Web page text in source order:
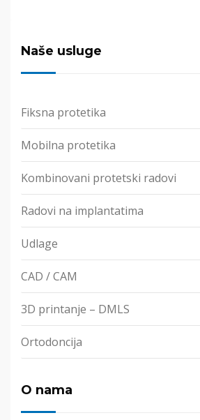
Naše usluge
Fiksna protetika
Mobilna protetika
Kombinovani protetski radovi
Radovi na implantatima
Udlage
CAD / CAM
3D printanje – DMLS
Ortodoncija
O nama